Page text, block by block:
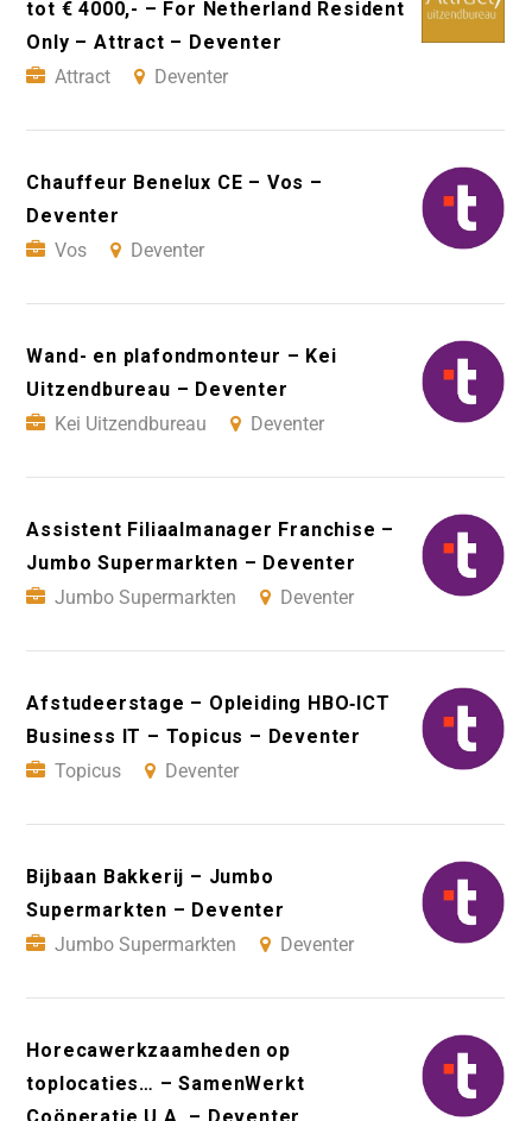
tot € 4000,- – For Netherland Resident
Only – Attract – Deventer
Attract
Deventer
Chauffeur Benelux CE – Vos –
Deventer
Vos
Deventer
Wand- en plafondmonteur – Kei
Uitzendbureau – Deventer
Kei Uitzendbureau
Deventer
Assistent Filiaalmanager Franchise –
Jumbo Supermarkten – Deventer
Jumbo Supermarkten
Deventer
Afstudeerstage – Opleiding HBO‑ICT
Business IT – Topicus – Deventer
Topicus
Deventer
Bijbaan Bakkerij – Jumbo
Supermarkten – Deventer
Jumbo Supermarkten
Deventer
Horecawerkzaamheden op
toplocaties… – SamenWerkt